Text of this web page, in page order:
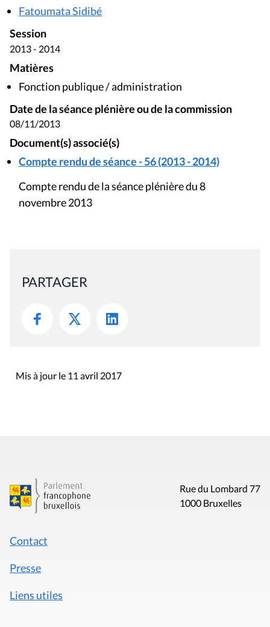
Fatoumata Sidibé
Session
2013 - 2014
Matières
Fonction publique / administration
Date de la séance plénière ou de la commission
08/11/2013
Document(s) associé(s)
Compte rendu de séance - 56 (2013 - 2014)
Compte rendu de la séance plénière du 8
novembre 2013
PARTAGER
Mis à jour le 11 avril 2017
Rue du Lombard 77
1000 Bruxelles
Contact
Presse
Liens utiles